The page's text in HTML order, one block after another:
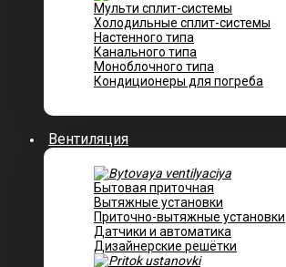
Мульти сплит-системы
Холодильные сплит-системы
Настенного типа
Канального типа
Моноблочного типа
Кондиционеры для погреба
Вентиляция
Бытовая приточная
Вытяжные установки
Приточно-вытяжные установки
Датчики и автоматика
Дизайнерские решётки